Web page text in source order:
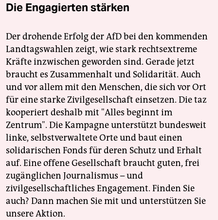
Die Engagierten stärken
Der drohende Erfolg der AfD bei den kommenden
Landtagswahlen zeigt, wie stark rechtsextreme
Kräfte inzwischen geworden sind. Gerade jetzt
braucht es Zusammenhalt und Solidarität. Auch
und vor allem mit den Menschen, die sich vor Ort
für eine starke Zivilgesellschaft einsetzen. Die taz
kooperiert deshalb mit "Alles beginnt im
Zentrum". Die Kampagne unterstützt bundesweit
linke, selbstverwaltete Orte und baut einen
solidarischen Fonds für deren Schutz und Erhalt
auf. Eine offene Gesellschaft braucht guten, frei
zugänglichen Journalismus – und
zivilgesellschaftliches Engagement. Finden Sie
auch? Dann machen Sie mit und unterstützen Sie
unsere Aktion.